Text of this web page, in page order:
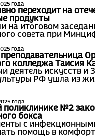
года
переходит на
продукты
на итоговом
совета при
года
колледжа Таисия
деятель искусств и
РФ ушла из
года
поликлинике №2
бокса
с
помощь в